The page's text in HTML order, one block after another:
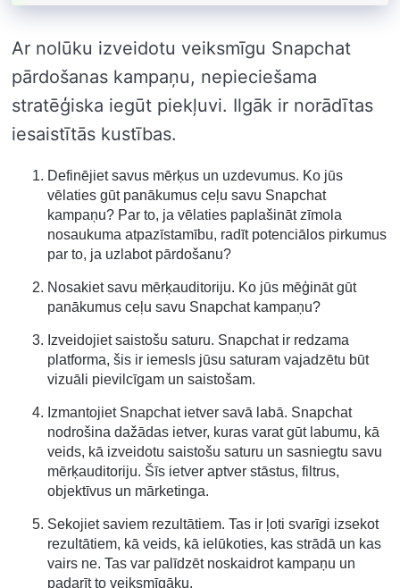
Ar nolūku izveidotu veiksmīgu Snapchat
pārdošanas kampaņu, nepieciešama
stratēģiska iegūt piekļuvi. Ilgāk ir norādītas
iesaistītās kustības.
Definējiet savus mērķus un uzdevumus. Ko jūs
vēlaties gūt panākumus ceļu savu Snapchat
kampaņu? Par to, ja vēlaties paplašināt zīmola
nosaukuma atpazīstamību, radīt potenciālos pirkumus
par to, ja uzlabot pārdošanu?
Nosakiet savu mērķauditoriju. Ko jūs mēģināt gūt
panākumus ceļu savu Snapchat kampaņu?
Izveidojiet saistošu saturu. Snapchat ir redzama
platforma, šis ir iemesls jūsu saturam vajadzētu būt
vizuāli pievilcīgam un saistošam.
Izmantojiet Snapchat ietver savā labā. Snapchat
nodrošina dažādas ietver, kuras varat gūt labumu, kā
veids, kā izveidotu saistošu saturu un sasniegtu savu
mērķauditoriju. Šīs ietver aptver stāstus, filtrus,
objektīvus un mārketinga.
Sekojiet saviem rezultātiem. Tas ir ļoti svarīgi izsekot
rezultātiem, kā veids, kā ielūkoties, kas strādā un kas
vairs ne. Tas var palīdzēt noskaidrot kampaņu un
padarīt to veiksmīgāku.